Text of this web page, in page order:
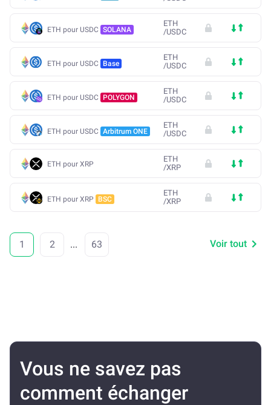
ETH pour USDC SOLANA
ETH
/USDC
ETH pour USDC Base
ETH
/USDC
ETH pour USDC POLYGON
ETH
/USDC
ETH pour USDC Arbitrum ONE
ETH
/USDC
ETH pour XRP
ETH
/XRP
ETH pour XRP BSC
ETH
/XRP
1 2 ... 63 Voir tout
Vous ne savez pas
comment échanger